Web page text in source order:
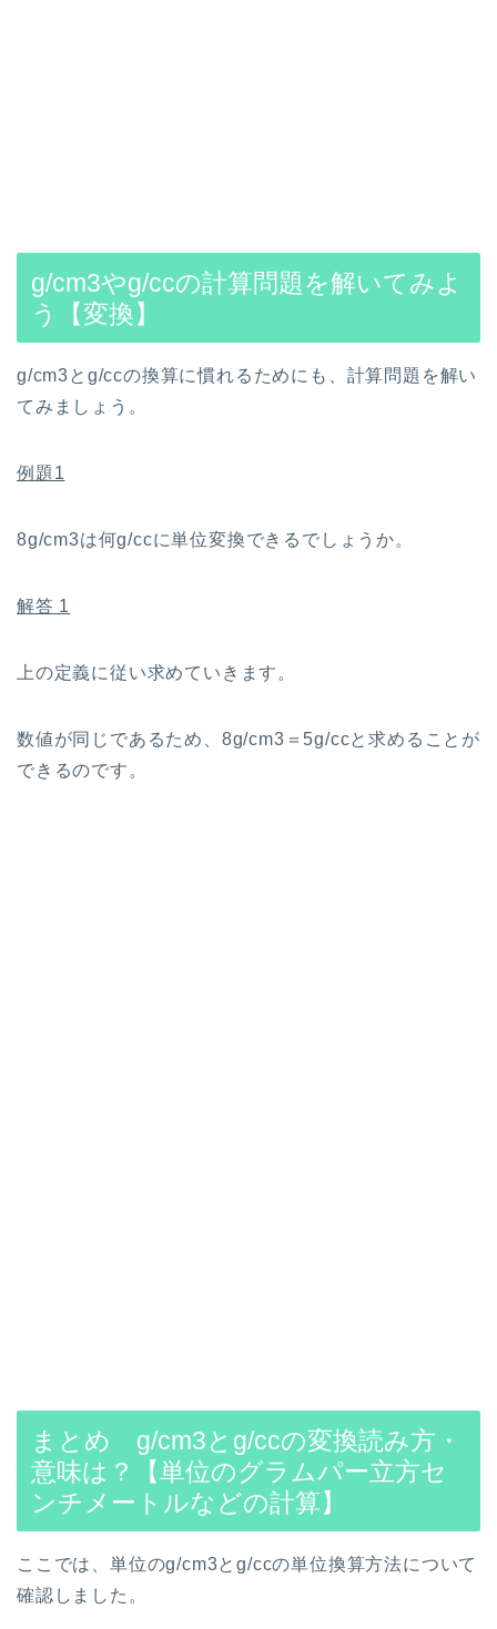
g/cm3やg/ccの計算問題を解いてみよ
う【変換】
g/cm3とg/ccの換算に慣れるためにも、計算問題を解い
てみましょう。
例題1
8g/cm3は何g/ccに単位変換できるでしょうか。
解答 1
上の定義に従い求めていきます。
数値が同じであるため、8g/cm3＝5g/ccと求めることが
できるのです。
まとめ g/cm3とg/ccの変換読み方・
意味は？【単位のグラムパー立方セ
ンチメートルなどの計算】
ここでは、単位のg/cm3とg/ccの単位換算方法について
確認しました。